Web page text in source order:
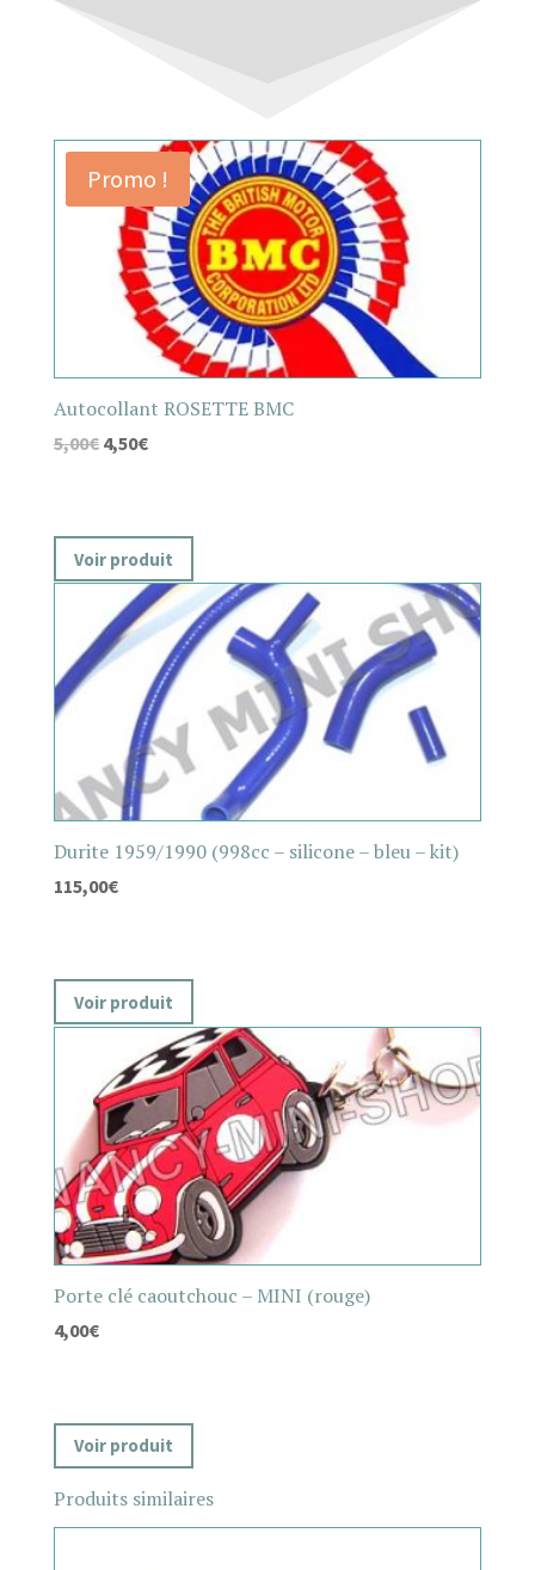
Promo !
Autocollant ROSETTE BMC
5,00€ 4,50€
Voir produit
Durite 1959/1990 (998cc – silicone – bleu – kit)
115,00€
Voir produit
Porte clé caoutchouc – MINI (rouge)
4,00€
Voir produit
Produits similaires